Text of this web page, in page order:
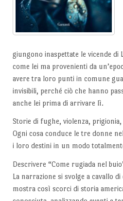
giungono inaspettate le vicende di
come lei ma provenienti da
avere tra loro punti in comune
invisibili, perché ciò che hanno
anche lei prima di arrivare lì.
Storie di fughe, violenza,
Ogni cosa conduce le tre donne
i loro destini in un modo
Descrivere “Come rugiada nel
La narrazione si svolge a cavallo
mostra così scorci di storia